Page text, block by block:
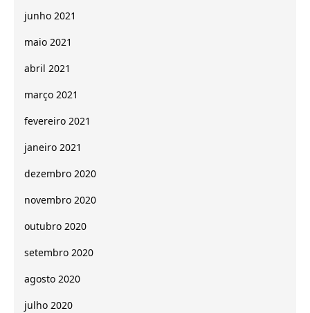
junho 2021
maio 2021
abril 2021
março 2021
fevereiro 2021
janeiro 2021
dezembro 2020
novembro 2020
outubro 2020
setembro 2020
agosto 2020
julho 2020